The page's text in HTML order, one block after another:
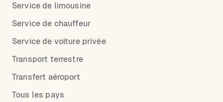
Service de limousine
Service de chauffeur
Service de voiture privée
Transport terrestre
Transfert aéroport
Tous les pays